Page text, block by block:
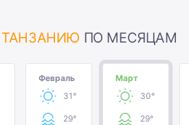
ТАНЗАНИЮ ПО МЕСЯЦАМ
Февраль
31°
29°
Март
30°
29°